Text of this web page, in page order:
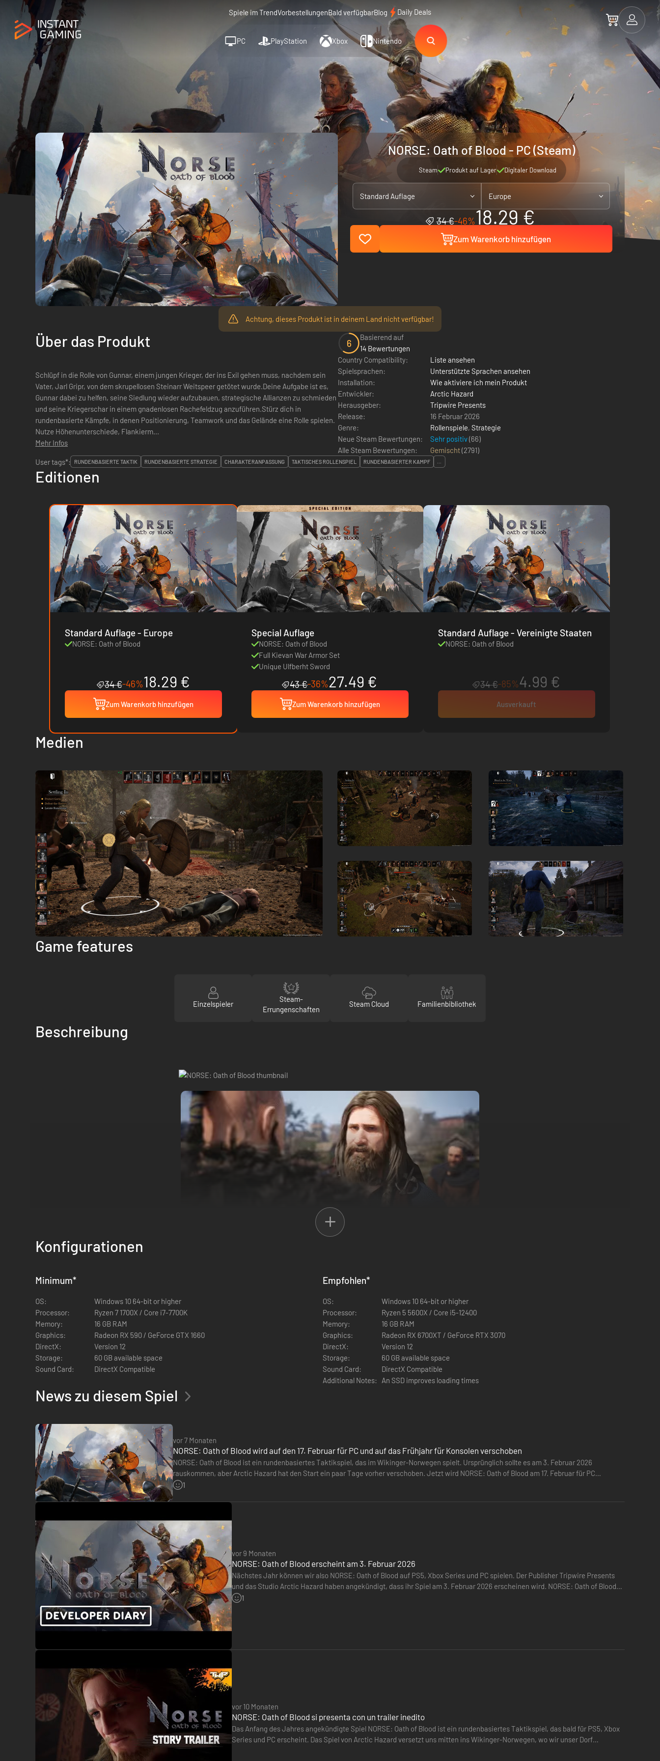
Spiele im TrendVorbestellungenBald verfügbarBlog Daily Deals
PC PlayStation Xbox Nintendo
NORSE: Oath of Blood - PC (Steam)
Steam Produkt auf Lager Digitaler Download
Standard Auflage Europe
34 €-46%18.29 €
Zum Warenkorb hinzufügen
Achtung, dieses Produkt ist in deinem Land nicht verfügbar!
Über das Produkt
Schlüpf in die Rolle von Gunnar, einem jungen Krieger, der ins Exil gehen muss, nachdem sein
Vater, Jarl Gripr, von dem skrupellosen Steinarr Weitspeer getötet wurde.Deine Aufgabe ist es,
Gunnar dabei zu helfen, seine Siedlung wieder aufzubauen, strategische Allianzen zu schmieden
und seine Kriegerschar in einem gnadenlosen Rachefeldzug anzuführen.Stürz dich in
rundenbasierte Kämpfe, in denen Positionierung, Teamwork und das Gelände eine Rolle spielen.
Nutze Höhenunterschiede, Flankierm...
Mehr Infos
6
Basierend auf
14 Bewertungen
Country Compatibility:
Liste ansehen
Spielsprachen:
Unterstützte Sprachen ansehen
Installation:
Wie aktiviere ich mein Produkt
Entwickler:
Arctic Hazard
Herausgeber:
Tripwire Presents
Release:
16 Februar 2026
Genre:
Rollenspiele, Strategie
Neue Steam Bewertungen:
Sehr positiv(66)
Alle Steam Bewertungen:
Gemischt(2791)
User tags*:
RUNDENBASIERTE TAKTIK RUNDENBASIERTE STRATEGIE CHARAKTERANPASSUNG TAKTISCHES ROLLENSPIEL RUNDENBASIERTER KAMPF ...
Editionen
Standard Auflage - Europe
NORSE: Oath of Blood
34 €-46%18.29 €
Zum Warenkorb hinzufügen
Special Auflage
NORSE: Oath of Blood
Full Kievan War Armor Set
Unique Ulfberht Sword
43 €-36%27.49 €
Zum Warenkorb hinzufügen
Standard Auflage - Vereinigte Staaten
NORSE: Oath of Blood
34 €-85%4.99 €
Ausverkauft
Medien
Game features
Einzelspieler
Steam-
Errungenschaften
Steam Cloud Familienbibliothek
Beschreibung
Schlüpf in die Rolle von Gunnar, einem jungen Krieger, der ins Exil gehen muss, nachdem sein Vater, Jarl Gripr, von dem skrupellosen Steinarr Weitspeer getötet wurde.
anzuführen.
Stürz dich in rundenbasierte Kämpfe, in denen Positionierung, Teamwork und das Gelände eine Rolle spielen. Nutze Höhenunterschiede, Flankiermanöver und Gefahren in der
Umgebung zu deinem Vorteil.
Jeder Krieger hat einzigartige Fähigkeiten. Setze sie strategisch ein, um das Feld zu kontrollieren und deine Gegner zu überlisten.
Rekrutiere und trainiere verschiedene Kämpfer, die du mit individueller Ausrüstung und verbesserbaren Fähigkeiten ausstatten kannst, um deine taktischen Optionen zu erweitern.
Leite dein Wikingerdorf so, dass es von einem kleinen Lager zu einer blühenden Festung wächst.
Verteile Aufgaben an die Dorfbewohner, verwalte die Ressourcen und verbessere die Gebäude, um neue Einheiten und Ausrüstung freizuschalten.
Durchstreife die Wildnis, treibe Handel mit Verbündeten und sammle wichtige Ressourcen, um authentische Waffen und Rüstungen herzustellen.
Verbessere deine Schmiede, Waffenlager und Werkstätten, um Zugang zu fortgeschrittener Ausrüstung zu erhalten, die sich direkt auf deine Kampfkraft und die Widerstandsfähigkeit
Konfigurationen
Minimum*
OS:
Windows 10 64-bit or higher
Processor:
Ryzen 7 1700X / Core i7-7700K
Memory:
16 GB RAM
Graphics:
Radeon RX 590 / GeForce GTX 1660
DirectX:
Version 12
Storage:
60 GB available space
Sound Card:
DirectX Compatible
Empfohlen*
OS:
Windows 10 64-bit or higher
Processor:
Ryzen 5 5600X / Core i5-12400
Memory:
16 GB RAM
Graphics:
Radeon RX 6700XT / GeForce RTX 3070
DirectX:
Version 12
Storage:
60 GB available space
Sound Card:
DirectX Compatible
Additional Notes:
An SSD improves loading times
News zu diesem Spiel
vor 7 Monaten
NORSE: Oath of Blood wird auf den 17. Februar für PC und auf das Frühjahr für Konsolen verschoben
NORSE: Oath of Blood ist ein rundenbasiertes Taktikspiel, das im Wikinger-Norwegen spielt. Ursprünglich sollte es am 3. Februar 2026
rauskommen, aber Arctic Hazard hat den Start ein paar Tage vorher verschoben. Jetzt wird NORSE: Oath of Blood am 17. Februar für PC
erwartet. PS5- und Xbox Series-Spieler…
1
vor 9 Monaten
NORSE: Oath of Blood erscheint am 3. Februar 2026
Nächstes Jahr können wir also NORSE: Oath of Blood auf PS5, Xbox Series und PC spielen. Der Publisher Tripwire Presents
und das Studio Arctic Hazard haben angekündigt, dass ihr Spiel am 3. Februar 2026 erscheinen wird. NORSE: Oath of Blood
ist ein rundenbasiertes Taktikspiel, das im Herzen des Wikinger-Norwegens…
1
vor 10 Monaten
NORSE: Oath of Blood si presenta con un trailer inedito
Das Anfang des Jahres angekündigte Spiel NORSE: Oath of Blood ist ein rundenbasiertes Taktikspiel, das bald für PS5, Xbox
Series und PC erscheint. Das Spiel von Arctic Hazard versetzt uns mitten ins Wikinger-Norwegen, wo wir unser Dorf